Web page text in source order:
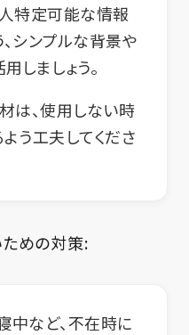
特定可能な情報
シンプルな背景や
しましょう。
は、使用しない時
う工夫してくださ
めの対策:
中など、不在時に